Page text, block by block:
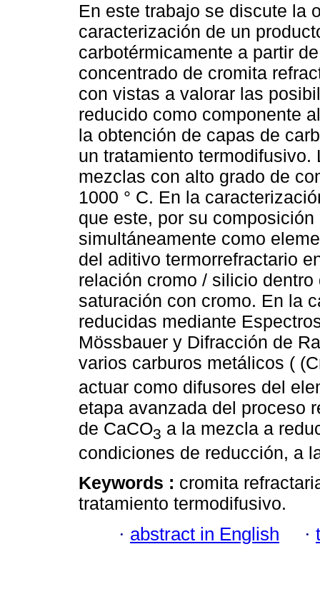
En este trabajo se discute la
caracterización de un
carbotérmicamente a partir
concentrado de cromita
con vistas a valorar las
reducido como componente
la obtención de capas de
un tratamiento
mezclas con alto grado de
1000 ° C. En la
que este, por su
simultáneamente como
del aditivo termorrefractario
relación cromo / silicio
saturación con cromo. En la
reducidas mediante
Mössbauer y Difracción de
varios carburos metálicos (
actuar como difusores del
etapa avanzada del proceso
de CaCO3 a la mezcla a
condiciones de reducción, a
Keywords : cromita
tratamiento termodifusivo.
· abstract in English ·